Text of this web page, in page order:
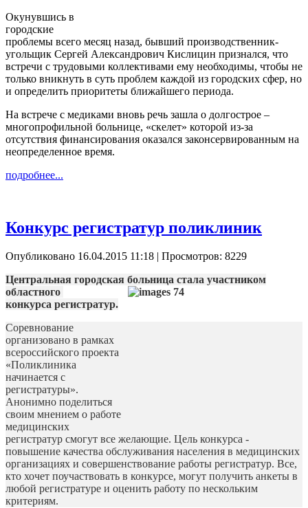
Окунувшись в
городские
проблемы всего месяц назад, бывший производственник-
угольщик Сергей Александрович Кислицин признался, что
встречи с трудовыми коллективами ему необходимы, чтобы не
только вникнуть в суть проблем каждой из городских сфер, но
и определить приоритеты ближайшего периода.
На встрече с медиками вновь речь зашла о долгострое –
многопрофильной больнице, «скелет» которой из-за
отсутствия финансирования оказался законсервированным на
неопределенное время.
подробнее...
Конкурс регистратур поликлиник
Опубликовано 16.04.2015 11:18 | Просмотров: 8229
Центральная городская больница стала участником
областного
конкурса регистратур.
Соревнование
организовано в рамках
всероссийского проекта
«Поликлиника
начинается с
регистратуры».
Анонимно поделиться
своим мнением о работе
медицинских
регистратур смогут все желающие. Цель конкурса -
повышение качества обслуживания населения в медицинских
организациях и совершенствование работы регистратур. Все,
кто хочет поучаствовать в конкурсе, могут получить анкеты в
любой регистратуре и оценить работу по нескольким
критериям.